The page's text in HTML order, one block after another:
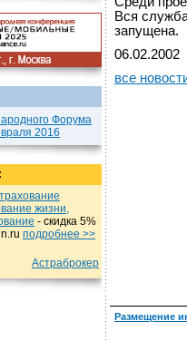
Форума
2016
жизни,
- cкидка 5%
подробнеe >>
Астраброкер
Вся
запущена.
06.02.2002
все
Размещение